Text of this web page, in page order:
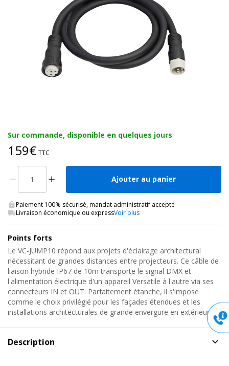
Sur commande, disponible en quelques jours
159€ TTC
Ajouter au panier
Paiement 100% sécurisé, mandat administratif accepté
Livraison économique ou expressVoir plus
Points forts
Le VC-JUMP10 répond aux projets d'éclairage architectural
nécessitant de grandes distances entre projecteurs. Ce câble de
liaison hybride IP67 de 10m transporte le signal DMX et
l'alimentation électrique d'un appareil Versatile à l'autre via ses
connecteurs IN et OUT. Parfaitement étanche, il s'impose
comme le choix privilégié pour les façades étendues et les
installations architecturales de grande envergure en extérieur.
Description